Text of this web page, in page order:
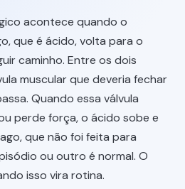
acontece quando o
que é ácido, volta para o
caminho. Entre os dois
muscular que deveria fechar
Quando essa válvula
perde força, o ácido sobe e
que não foi feita para
ou outro é normal. O
isso vira rotina.